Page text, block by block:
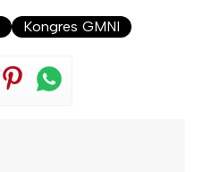
Kongres GMNI